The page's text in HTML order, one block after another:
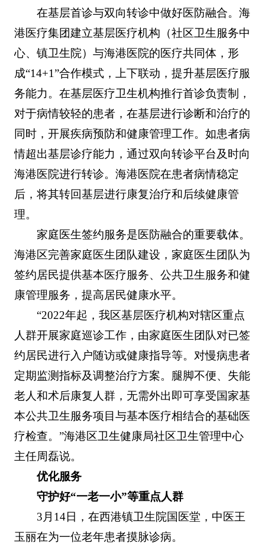
在基层首诊与双向转诊中做好医防融合。海
港医疗集团建立基层医疗机构（社区卫生服务中
心、镇卫生院）与海港医院的医疗共同体，形
成“14+1”合作模式，上下联动，提升基层医疗服
务能力。在基层医疗卫生机构推行首诊负责制，
对于病情较轻的患者，在基层进行诊断和治疗的
同时，开展疾病预防和健康管理工作。如患者病
情超出基层诊疗能力，通过双向转诊平台及时向
海港医院进行转诊。海港医院在患者病情稳定
后，将其转回基层进行康复治疗和后续健康管
理。
家庭医生签约服务是医防融合的重要载体。
海港区完善家庭医生团队建设，家庭医生团队为
签约居民提供基本医疗服务、公共卫生服务和健
康管理服务，提高居民健康水平。
“2022年起，我区基层医疗机构对辖区重点
人群开展家庭巡诊工作，由家庭医生团队对已签
约居民进行入户随访或健康指导等。对慢病患者
定期监测指标及调整治疗方案。腿脚不便、失能
老人和术后康复人群，无需外出即可享受国家基
本公共卫生服务项目与基本医疗相结合的基础医
疗检查。”海港区卫生健康局社区卫生管理中心
主任周磊说。
优化服务
守护好“一老一小”等重点人群
3月14日，在西港镇卫生院国医堂，中医王
玉丽在为一位老年患者摸脉诊病。